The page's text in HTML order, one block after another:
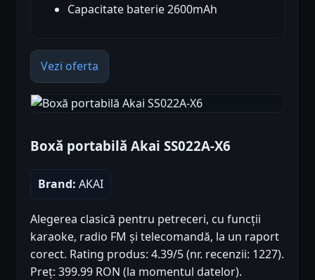
Capacitate baterie 2600mAh
Vezi oferta
Boxă portabilă Akai SS022A-X6
Brand: AKAI
Alegerea clasică pentru petreceri, cu funcții
karaoke, radio FM și telecomandă, la un raport
corect. Rating produs: 4.39/5 (nr. recenzii: 1227).
Preț: 399.99 RON (la momentul datelor).